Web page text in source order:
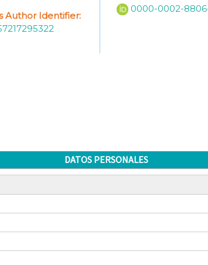
Author Identifier:
0000-0002-
DATOS PERSONALES